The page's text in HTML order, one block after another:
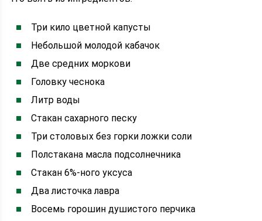
Три кило цветной капусты
Небольшой молодой кабачок
Две средних моркови
Головку чеснока
Литр воды
Стакан сахарного песку
Три столовых без горки ложки соли
Полстакана масла подсолнечника
Стакан 6%-ного уксуса
Два листочка лавра
Восемь горошин душистого перчика